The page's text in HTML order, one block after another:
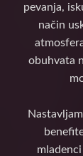
pevanja,
način
obuhvata